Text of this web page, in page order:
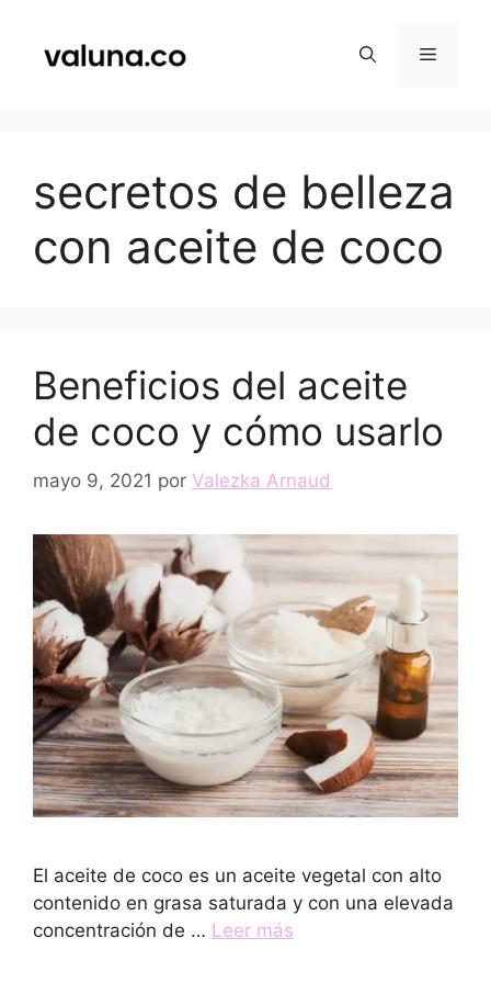
contenido
Menú
secretos de belleza
con aceite de coco
Beneficios del aceite
de coco y cómo usarlo
mayo 9, 2021 por Valezka Arnaud
El aceite de coco es un aceite vegetal con alto
contenido en grasa saturada y con una elevada
concentración de … Leer más